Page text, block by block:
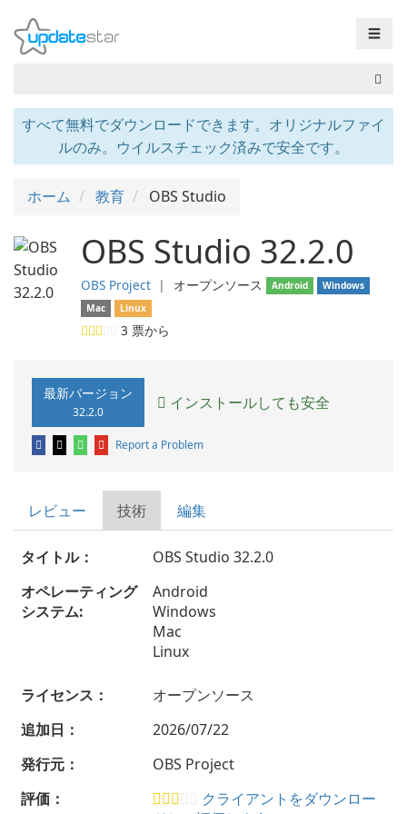
☰
すべて無料でダウンロードできます。オリジナルファイ
ルのみ。ウイルスチェック済みで安全です。
ホーム 教育 OBS Studio
OBS Studio 32.2.0
OBS Project ❘ オープンソース Android
Windows
Mac
Linux
3 票から
最新バージョン
32.2.0 インストールしても安全
Report a Problem
レビュー 技術 編集
タイトル：
OBS Studio 32.2.0
オペレーティング
システム:
Android
Windows
Mac
Linux
ライセンス：
オープンソース
追加日：
2026/07/22
発行元：
OBS Project
評価：
クライアントをダウンロー